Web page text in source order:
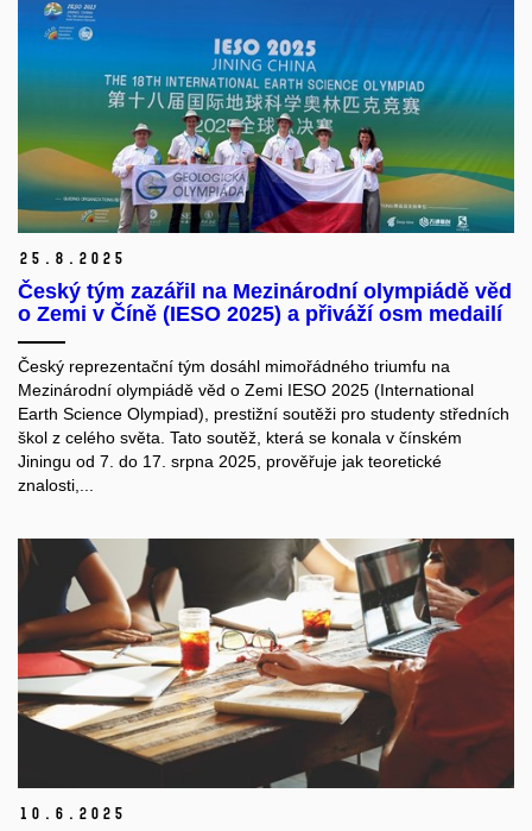
25. 8. 2025
Český tým zazářil na Mezinárodní olympiádě věd
o Zemi v Číně (IESO 2025) a přiváží osm medailí
Český reprezentační tým dosáhl mimořádného triumfu na
Mezinárodní olympiádě věd o Zemi IESO 2025 (International
Earth Science Olympiad), prestižní soutěži pro studenty středních
škol z celého světa. Tato soutěž, která se konala v čínském
Jiningu od 7. do 17. srpna 2025, prověřuje jak teoretické
znalosti,...
10. 6. 2025